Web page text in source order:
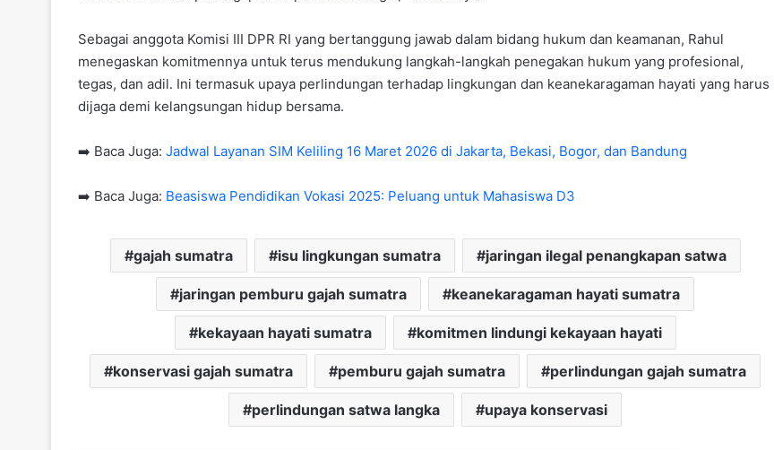
Sebagai anggota Komisi III DPR RI yang bertanggung jawab dalam bidang hukum dan keamanan, Rahul
menegaskan komitmennya untuk terus mendukung langkah-langkah penegakan hukum yang profesional,
tegas, dan adil. Ini termasuk upaya perlindungan terhadap lingkungan dan keanekaragaman hayati yang harus
dijaga demi kelangsungan hidup bersama.
➡️ Baca Juga: Jadwal Layanan SIM Keliling 16 Maret 2026 di Jakarta, Bekasi, Bogor, dan Bandung
➡️ Baca Juga: Beasiswa Pendidikan Vokasi 2025: Peluang untuk Mahasiswa D3
gajah sumatra isu lingkungan sumatra jaringan ilegal penangkapan satwa
jaringan pemburu gajah sumatra keanekaragaman hayati sumatra
kekayaan hayati sumatra komitmen lindungi kekayaan hayati
konservasi gajah sumatra pemburu gajah sumatra perlindungan gajah sumatra
perlindungan satwa langka upaya konservasi